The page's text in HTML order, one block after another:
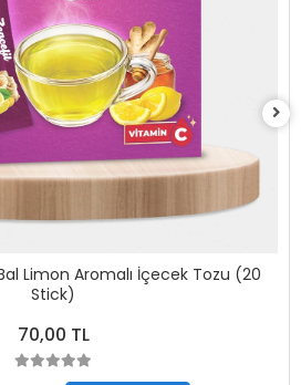
Limon Aromalı İçecek Tozu (20
Stick)
70,00 TL